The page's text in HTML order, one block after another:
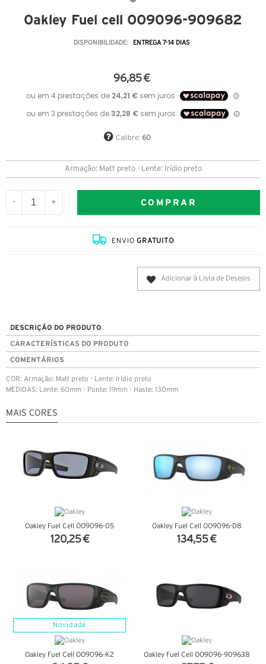
Oakley Fuel cell OO9096-909682
DISPONIBILIDADE: ENTREGA 7-14 DIAS
96,85 €
Calibre: 60
Armação: Matt preto - Lente: Irídio preto
- + COMPRAR
ENVIOGRATUITO
Adicionar à Lista de Desejos
DESCRIÇÃO DO PRODUTO
CARACTERÍSTICAS DO PRODUTO
COMENTÁRIOS
COR: Armação: Matt preto - Lente: Irídio preto
MEDIDAS: Lente: 60mm - Ponte: 19mm - Haste: 130mm
MAIS CORES
Oakley Fuel Cell OO9096-05
120,25 €
Oakley Fuel Cell OO9096-D8
134,55 €
Novidade
Oakley Fuel Cell OO9096-K2 Oakley Fuel Cell OO9096-909638